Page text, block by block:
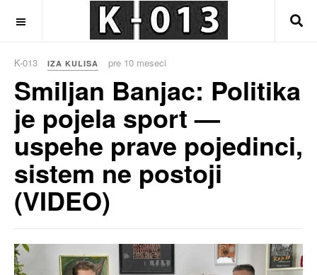
K-013 IZA KULISA pre 10 meseci
Smiljan Banjac: Politika
je pojela sport —
uspehe prave pojedinci,
sistem ne postoji
(VIDEO)